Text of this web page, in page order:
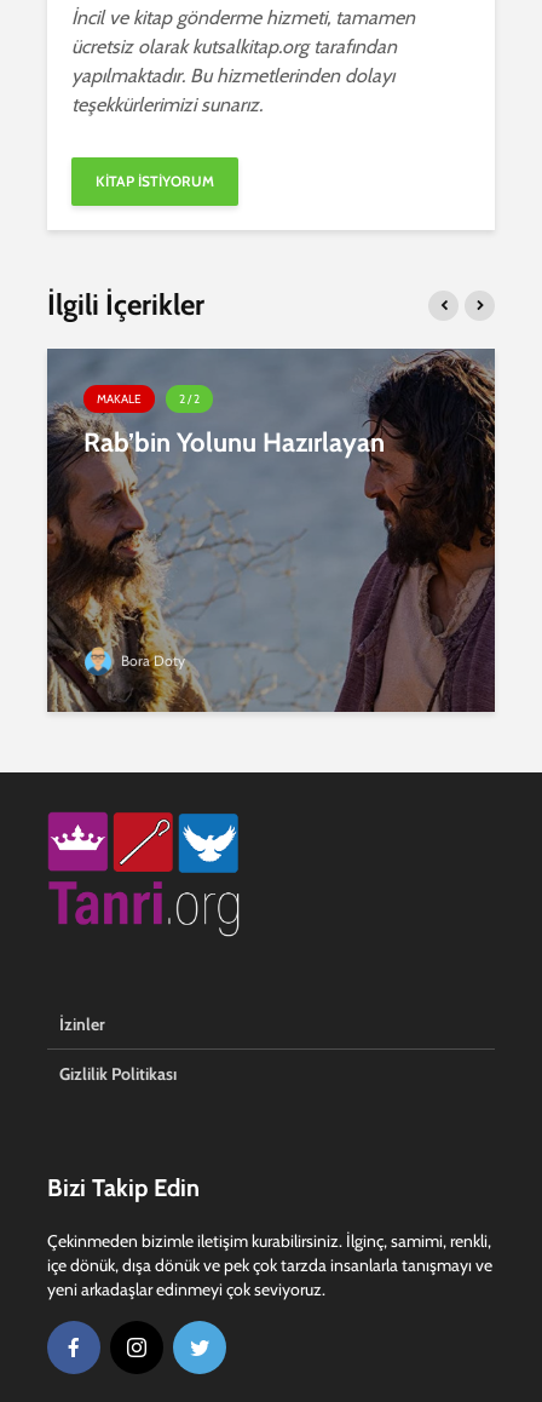
İncil ve kitap gönderme hizmeti, tamamen
ücretsiz olarak kutsalkitap.org tarafından
yapılmaktadır. Bu hizmetlerinden dolayı
teşekkürlerimizi sunarız.
İlgili İçerikler
MAKALE 2 / 2
Rab’bin Yolunu Hazırlayan
Bora Doty
İzinler
Gizlilik Politikası
Bizi Takip Edin
Çekinmeden bizimle iletişim kurabilirsiniz. İlginç, samimi, renkli,
içe dönük, dışa dönük ve pek çok tarzda insanlarla tanışmayı ve
yeni arkadaşlar edinmeyi çok seviyoruz.